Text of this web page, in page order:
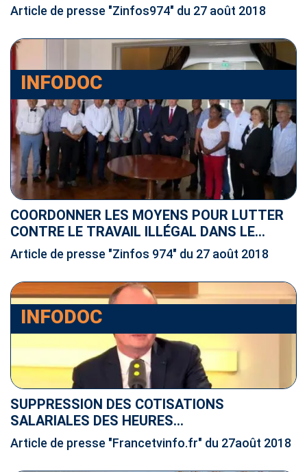
Article de presse "Zinfos974" du 27 août 2018
INFODOC
COORDONNER LES MOYENS POUR LUTTER
CONTRE LE TRAVAIL ILLÉGAL DANS LE
SECTEUR DU BTP
Article de presse "Zinfos 974" du 27 août 2018
INFODOC
SUPPRESSION DES COTISATIONS
SALARIALES DES HEURES
SUPPLÉMENTAIRES : UNE "BONNE NOUVELLE
POUR LES SALARIÉS"
Article de presse "Francetvinfo.fr" du 27août 2018